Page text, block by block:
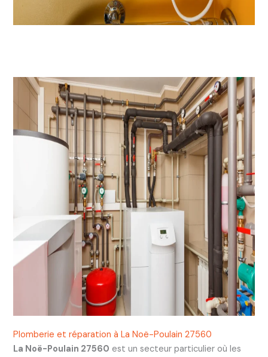
Plomberie et réparation à La Noë-Poulain 27560
La Noë-Poulain 27560 est un secteur particulier où les